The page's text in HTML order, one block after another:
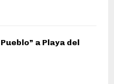
a Playa del